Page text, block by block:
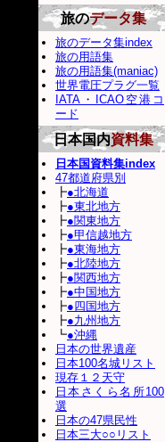
旅のデータ集
旅のデータ集index
旅の用語集
旅の用語集(maniac)
世界電圧プラグ一覧
IATA・ICAO空港コ
ード
日本国内資料集
日本国資料集index
47都道府県別
┣●北海道
┣●東北地方
┣●関東地方
┣●甲信越地方
┣●東海地方
┣●北陸地方
┣●関西地方
┣●中国地方
┣●四国地方
┣●九州地方
┗●沖縄
日本の世界遺産
日本100名城リスト
現存１２天守
日本さくら名所100
選
日本の47県民性
日本三大○○リスト